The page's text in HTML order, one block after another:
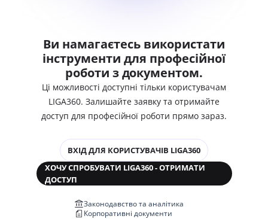
Ви намагаєтесь використати
інструменти для професійної
роботи з документом.
Ці можливості доступні тільки користувачам
LIGA360. Залишайте заявку та отримайте
доступ для професійної роботи прямо зараз.
ВХІД ДЛЯ КОРИСТУВАЧІВ LIGA360
ХОЧУ СПРОБУВАТИ LIGA360 - ОТРИМАТИ
ДОСТУП
Законодавство та аналітика
Корпоративні документи